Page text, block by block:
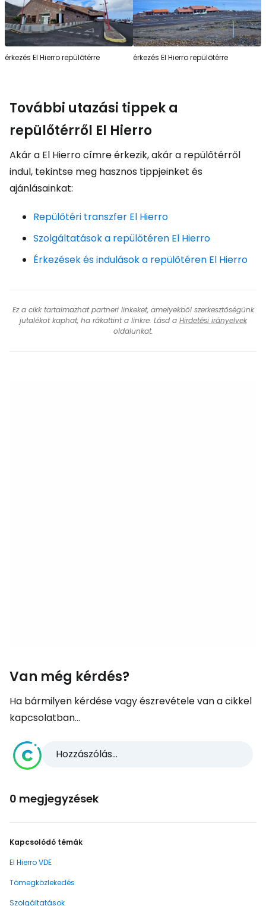
érkezés El Hierro repülőtérre érkezés El Hierro repülőtérre
További utazási tippek a
repülőtérről El Hierro
Akár a El Hierro címre érkezik, akár a repülőtérről
indul, tekintse meg hasznos tippjeinket és
ajánlásainkat:
Repülőtéri transzfer El Hierro
Szolgáltatások a repülőtéren El Hierro
Érkezések és indulások a repülőtéren El Hierro
Ez a cikk tartalmazhat partneri linkeket, amelyekből szerkesztőségünk
jutalékot kaphat, ha rákattint a linkre. Lásd a Hirdetési irányelvek
oldalunkat.
Van még kérdés?
Ha bármilyen kérdése vagy észrevétele van a cikkel
kapcsolatban...
Hozzászólás...
0 megjegyzések
Kapcsolódó témák
El Hierro VDE
Tömegközlekedés
Szolgáltatások